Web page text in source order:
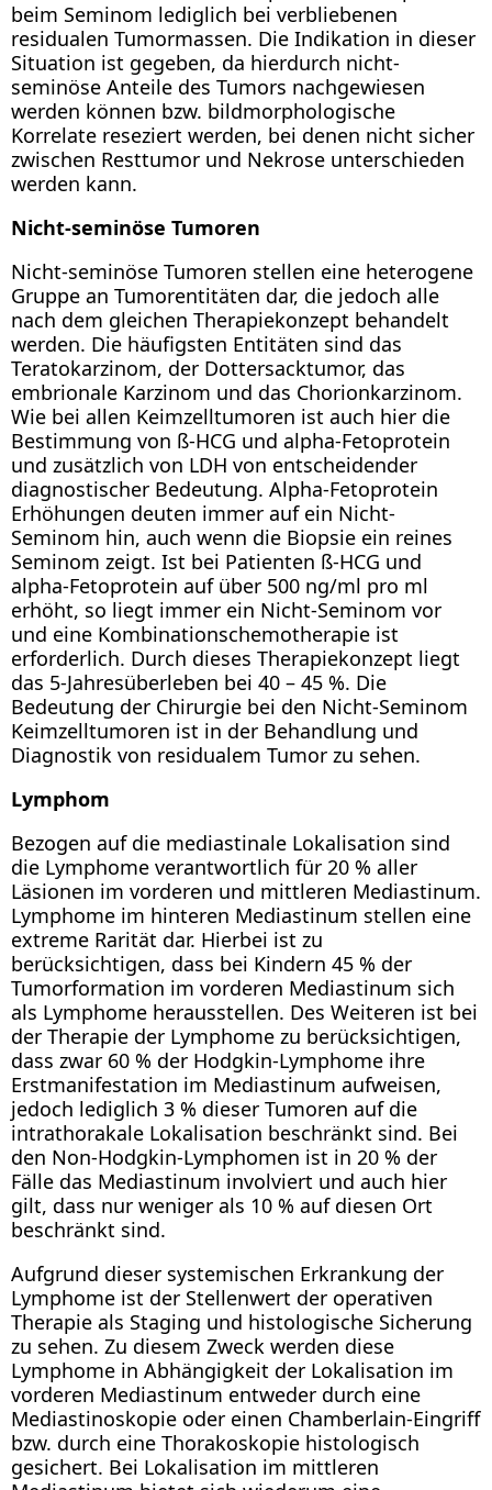
beim Seminom lediglich bei verbliebenen
residualen Tumormassen. Die Indikation in dieser
Situation ist gegeben, da hierdurch nicht-
seminöse Anteile des Tumors nachgewiesen
werden können bzw. bildmorphologische
Korrelate reseziert werden, bei denen nicht sicher
zwischen Resttumor und Nekrose unterschieden
werden kann.
Nicht-seminöse Tumoren
Nicht-seminöse Tumoren stellen eine heterogene
Gruppe an Tumorentitäten dar, die jedoch alle
nach dem gleichen Therapiekonzept behandelt
werden. Die häufigsten Entitäten sind das
Teratokarzinom, der Dottersacktumor, das
embrionale Karzinom und das Chorionkarzinom.
Wie bei allen Keimzelltumoren ist auch hier die
Bestimmung von ß-HCG und alpha-Fetoprotein
und zusätzlich von LDH von entscheidender
diagnostischer Bedeutung. Alpha-Fetoprotein
Erhöhungen deuten immer auf ein Nicht-
Seminom hin, auch wenn die Biopsie ein reines
Seminom zeigt. Ist bei Patienten ß-HCG und
alpha-Fetoprotein auf über 500 ng/ml pro ml
erhöht, so liegt immer ein Nicht-Seminom vor
und eine Kombinationschemotherapie ist
erforderlich. Durch dieses Therapiekonzept liegt
das 5-Jahresüberleben bei 40 – 45 %. Die
Bedeutung der Chirurgie bei den Nicht-Seminom
Keimzelltumoren ist in der Behandlung und
Diagnostik von residualem Tumor zu sehen.
Lymphom
Bezogen auf die mediastinale Lokalisation sind
die Lymphome verantwortlich für 20 % aller
Läsionen im vorderen und mittleren Mediastinum.
Lymphome im hinteren Mediastinum stellen eine
extreme Rarität dar. Hierbei ist zu
berücksichtigen, dass bei Kindern 45 % der
Tumorformation im vorderen Mediastinum sich
als Lymphome herausstellen. Des Weiteren ist bei
der Therapie der Lymphome zu berücksichtigen,
dass zwar 60 % der Hodgkin-Lymphome ihre
Erstmanifestation im Mediastinum aufweisen,
jedoch lediglich 3 % dieser Tumoren auf die
intrathorakale Lokalisation beschränkt sind. Bei
den Non-Hodgkin-Lymphomen ist in 20 % der
Fälle das Mediastinum involviert und auch hier
gilt, dass nur weniger als 10 % auf diesen Ort
beschränkt sind.
Aufgrund dieser systemischen Erkrankung der
Lymphome ist der Stellenwert der operativen
Therapie als Staging und histologische Sicherung
zu sehen. Zu diesem Zweck werden diese
Lymphome in Abhängigkeit der Lokalisation im
vorderen Mediastinum entweder durch eine
Mediastinoskopie oder einen Chamberlain-Eingriff
bzw. durch eine Thorakoskopie histologisch
gesichert. Bei Lokalisation im mittleren